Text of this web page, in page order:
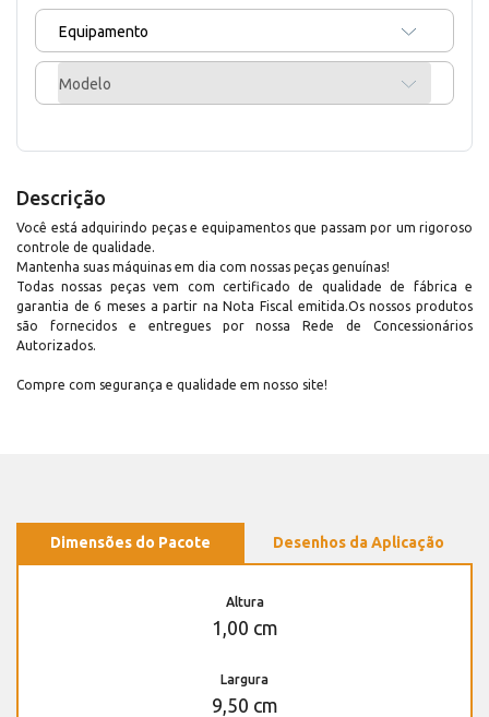
Equipamento
Modelo
Descrição
Você está adquirindo peças e equipamentos que passam por um rigoroso
controle de qualidade.
Mantenha suas máquinas em dia com nossas peças genuínas!
Todas nossas peças vem com certificado de qualidade de fábrica e
garantia de 6 meses a partir na Nota Fiscal emitida.Os nossos produtos
são fornecidos e entregues por nossa Rede de Concessionários
Autorizados.
Compre com segurança e qualidade em nosso site!
Dimensões do Pacote Desenhos da Aplicação
Altura
1,00 cm
Largura
9,50 cm